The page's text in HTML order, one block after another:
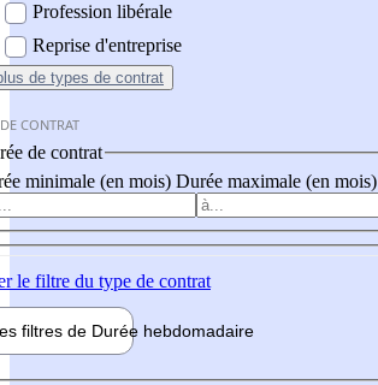
Profession libérale
Reprise d'entreprise
de types de contrat
CONTRAT
de contrat
minimale (en mois) Durée maximale (en mois)
le filtre du type de contrat
filtres de Durée hebdomadaire